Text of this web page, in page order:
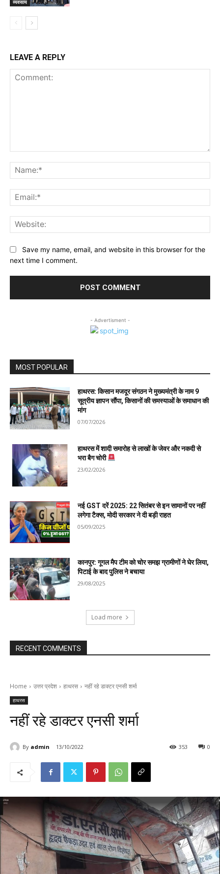
व्यवसाय
LEAVE A REPLY
Save my name, email, and website in this browser for the
next time I comment.
- Advertisment -
MOST POPULAR
हाथरस: किसान मजदूर संगठन ने मुख्यमंत्री के नाम 9
सूत्रीय ज्ञापन सौंपा, किसानों की समस्याओं के समाधान की
मांग
07/07/2026
हाथरस में शादी समारोह से लाखों के जेवर और नकदी से
भरा बैग चोरी
23/02/2026
नई GST दरें 2025: 22 सितंबर से इन सामानों पर नहीं
लगेगा टैक्स, मोदी सरकार ने दी बड़ी राहत
05/09/2025
कानपुर: गूगल मैप टीम को चोर समझ ग्रामीणों ने घेर लिया,
पिटाई के बाद पुलिस ने बचाया
29/08/2025
Load more
RECENT COMMENTS